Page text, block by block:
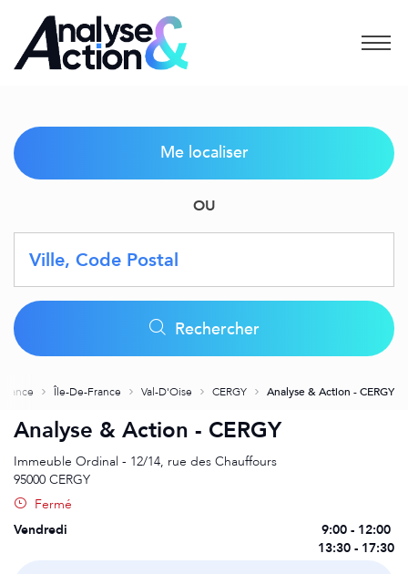
Menu
Me localiser
OU
Latitude
Longitude
Geolocation
Rechercher
France Île-De-France Val-D'Oise CERGY Analyse & Action - CERGY
Analyse & Action - CERGY
Immeuble Ordinal - 12/14, rue des Chauffours
95000 CERGY
Fermé
Lundi
9:00 - 12:00
13:30 - 17:30
Mardi
9:00 - 12:00
13:30 - 17:30
Mercredi
9:00 - 12:00
13:30 - 17:30
Jeudi
9:00 - 12:00
13:30 - 17:30
Vendredi
9:00 - 12:00
13:30 - 17:30